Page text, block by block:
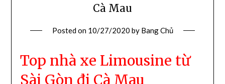
Cà Mau
Posted on 10/27/2020 by Bang Chủ
Top nhà xe Limousine từ
Sài Gòn đi Cà Mau